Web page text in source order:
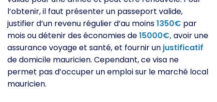
l’obtenir, il faut présenter un passeport valide,
justifier d’un revenu régulier d’au moins1350€ par
mois ou détenir des économies de15000€,avoir une
assurance voyage et santé, et fournir un justificatif
de domicile mauricien. Cependant, ce visa ne
permet pas d’occuper un emploi sur le marché local
mauricien.